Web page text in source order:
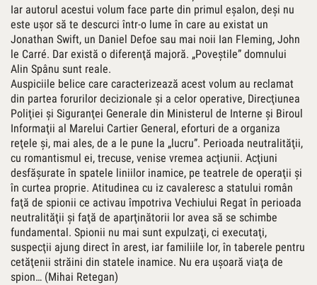
Iar autorul acestui volum face parte din primul eşalon, deşi nu
este uşor să te descurci într-o lume în care au existat un
Jonathan Swift, un Daniel Defoe sau mai noii Ian Fleming, John
le Carré. Dar există o diferenţă majoră. „Poveştile” domnului
Alin Spânu sunt reale.
Auspiciile belice care caracterizează acest volum au reclamat
din partea forurilor decizionale şi a celor operative, Direcţiunea
Poliţiei şi Siguranţei Generale din Ministerul de Interne şi Biroul
Informaţii al Marelui Cartier General, eforturi de a organiza
reţele şi, mai ales, de a le pune la „lucru”. Perioada neutralităţii,
cu romantismul ei, trecuse, venise vremea acţiunii. Acţiuni
desfăşurate în spatele liniilor inamice, pe teatrele de operaţii şi
în curtea proprie. Atitudinea cu iz cavaleresc a statului român
faţă de spionii ce activau împotriva Vechiului Regat în perioada
neutralităţii şi faţă de aparţinătorii lor avea să se schimbe
fundamental. Spionii nu mai sunt expulzaţi, ci executaţi,
suspecţii ajung direct în arest, iar familiile lor, în taberele pentru
cetăţenii străini din statele inamice. Nu era uşoară viaţa de
spion… (Mihai Retegan)